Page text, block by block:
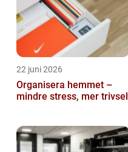
22 juni 2026
Organisera hemmet –
mindre stress, mer trivsel